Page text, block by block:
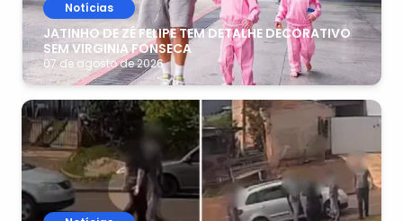
Notícias
JATINHO DE ZÉ FELIPE TEM DETALHE DECORATIVO
SEM VIRGINIA FONSECA
07 de agosto de 2026